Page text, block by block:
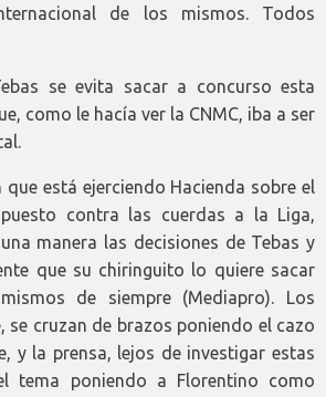
de los mismos. Todos
se evita sacar a concurso esta
como le hacía ver la CNMC, iba a ser
que está ejerciendo Hacienda sobre el
contra las cuerdas a la Liga,
manera las decisiones de Tebas y
que su chiringuito lo quiere sacar
de siempre (Mediapro). Los
se cruzan de brazos poniendo el cazo
y la prensa, lejos de investigar estas
tema poniendo a Florentino como